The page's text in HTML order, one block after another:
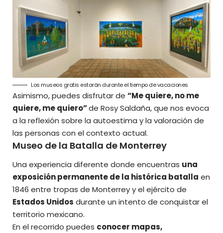
Los museos gratis estarán durante el tiempo de vacaciones
Asimismo, puedes disfrutar de “Me quiere, no me
quiere, me quiero”de Rosy Saldaña, que nos evoca
a la reflexión sobre la autoestima y la valoración de
las personas con el contexto actual.
Museo de la Batalla de Monterrey
Una experiencia diferente donde encuentras una
exposición permanente de la histórica batalla en
1846 entre tropas de Monterrey y el ejército de
Estados Unidos durante un intento de conquistar el
territorio mexicano.
En el recorrido puedes conocer mapas,